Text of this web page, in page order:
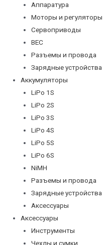
Аппаратура
Моторы и регуляторы
Сервоприводы
BEC
Разъемы и провода
Зарядные устройства
Аккумуляторы
LiPo 1S
LiPo 2S
LiPo 3S
LiPo 4S
LiPo 5S
LiPo 6S
NiMH
Разъемы и провода
Зарядные устройства
Аксессуары
Аксессуары
Инструменты
Чехлы и сумки